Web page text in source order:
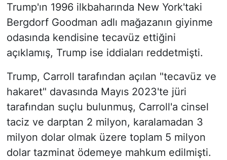
Trump'ın 1996 ilkbaharında New York'taki
Bergdorf Goodman adlı mağazanın giyinme
odasında kendisine tecavüz ettiğini
açıklamış, Trump ise iddiaları reddetmişti.
Trump, Carroll tarafından açılan "tecavüz ve
hakaret" davasında Mayıs 2023'te jüri
tarafından suçlu bulunmuş, Carroll'a cinsel
taciz ve darptan 2 milyon, karalamadan 3
milyon dolar olmak üzere toplam 5 milyon
dolar tazminat ödemeye mahkum edilmişti.